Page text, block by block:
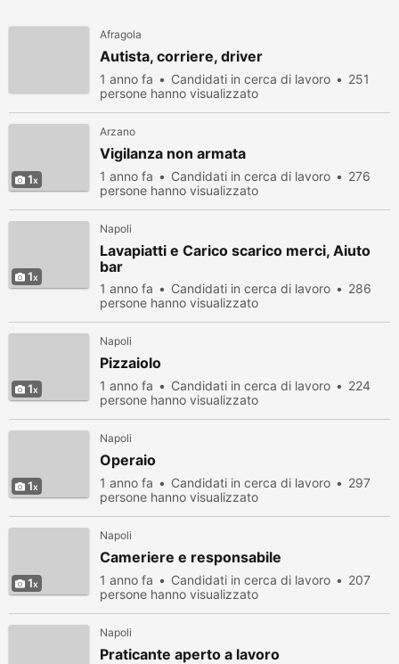
Afragola
Autista, corriere, driver
1 anno fa Candidati in cerca di lavoro
251
persone hanno visualizzato
1
Arzano
Vigilanza non armata
1 anno fa Candidati in cerca di lavoro
276
persone hanno visualizzato
1
Napoli
Lavapiatti e Carico scarico merci, Aiuto
bar
1 anno fa Candidati in cerca di lavoro
286
persone hanno visualizzato
1
Napoli
Pizzaiolo
1 anno fa Candidati in cerca di lavoro
224
persone hanno visualizzato
1
Napoli
Operaio
1 anno fa Candidati in cerca di lavoro
297
persone hanno visualizzato
1
Napoli
Cameriere e responsabile
1 anno fa Candidati in cerca di lavoro
207
persone hanno visualizzato
Napoli
Praticante aperto a lavoro